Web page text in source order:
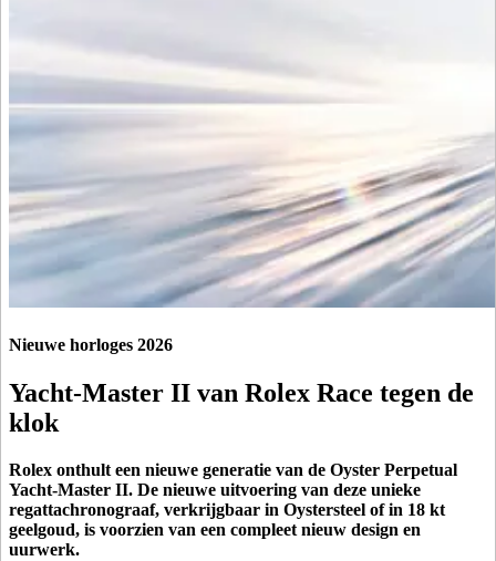
Nieuwe horloges 2026
Yacht-Master II van Rolex Race tegen de
klok
Rolex onthult een nieuwe generatie van de Oyster Perpetual
Yacht-Master II. De nieuwe uitvoering van deze unieke
regattachronograaf, verkrijgbaar in Oystersteel of in 18 kt
geelgoud, is voorzien van een compleet nieuw design en
uurwerk.